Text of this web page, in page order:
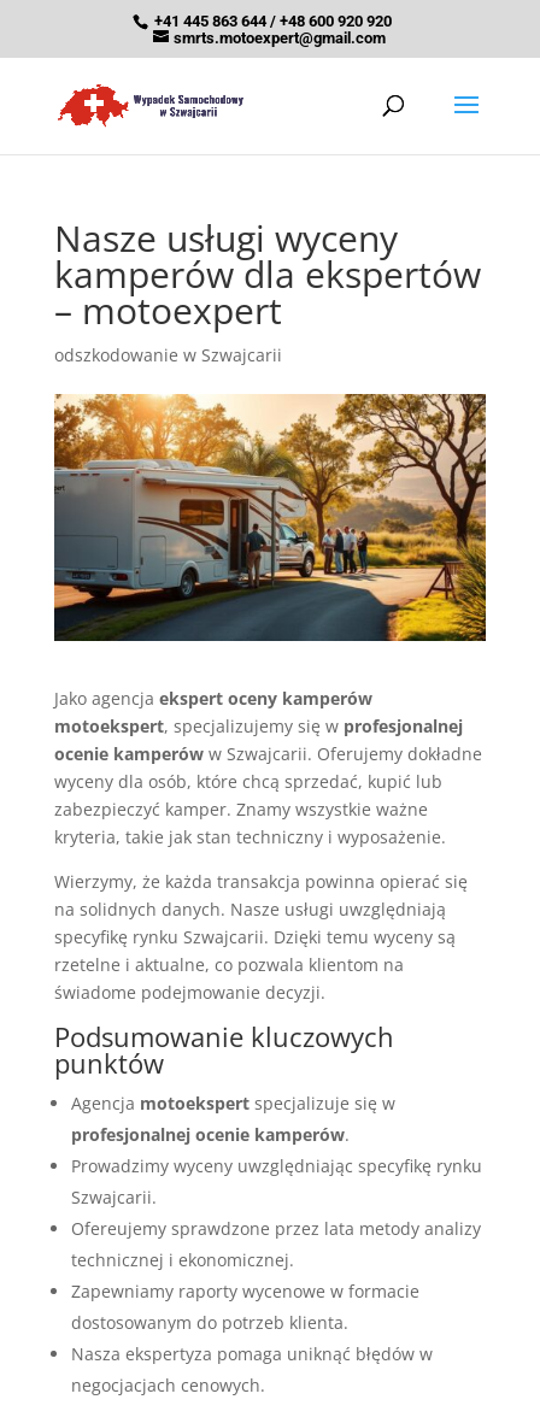
+41 445 863 644 / +48 600 920 920
smrts.motoexpert@gmail.com
Nasze usługi wyceny
kamperów dla ekspertów
– motoexpert
odszkodowanie w Szwajcarii
Jako agencja ekspert oceny kamperów
motoekspert, specjalizujemy się w profesjonalnej
ocenie kamperóww Szwajcarii. Oferujemy dokładne
wyceny dla osób, które chcą sprzedać, kupić lub
zabezpieczyć kamper. Znamy wszystkie ważne
kryteria, takie jak stan techniczny i wyposażenie.
Wierzymy, że każda transakcja powinna opierać się
na solidnych danych. Nasze usługi uwzględniają
specyfikę rynku Szwajcarii. Dzięki temu wyceny są
rzetelne i aktualne, co pozwala klientom na
świadome podejmowanie decyzji.
Podsumowanie kluczowych
punktów
Agencja motoekspertspecjalizuje się w
profesjonalnej ocenie kamperów.
Prowadzimy wyceny uwzględniając specyfikę rynku
Szwajcarii.
Ofereujemy sprawdzone przez lata metody analizy
technicznej i ekonomicznej.
Zapewniamy raporty wycenowe w formacie
dostosowanym do potrzeb klienta.
Nasza ekspertyza pomaga uniknąć błędów w
negocjacjach cenowych.